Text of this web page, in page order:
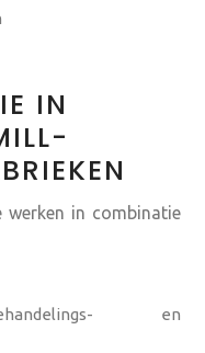
IN
in combinatie
en